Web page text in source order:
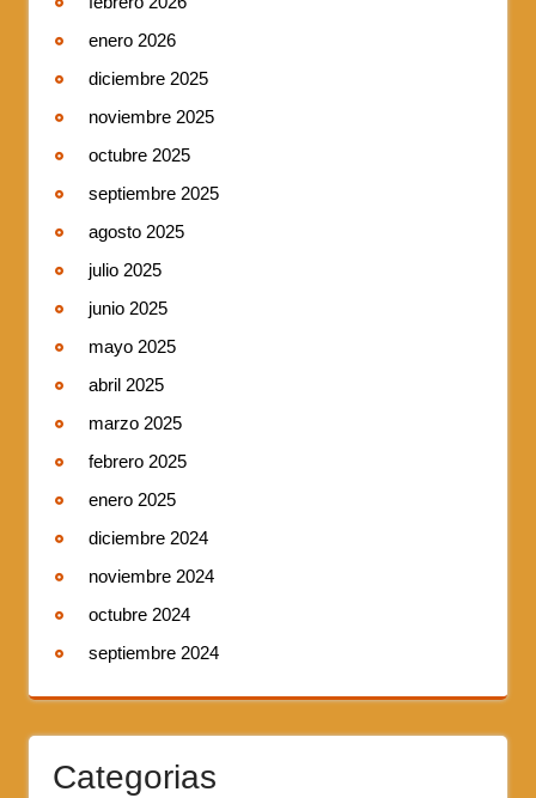
enero 2026
diciembre 2025
noviembre 2025
octubre 2025
septiembre 2025
agosto 2025
julio 2025
junio 2025
mayo 2025
abril 2025
marzo 2025
febrero 2025
enero 2025
diciembre 2024
noviembre 2024
octubre 2024
septiembre 2024
Categorias